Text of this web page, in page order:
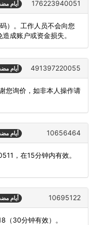
304 أيام 176223940051
）。工作人员不会向您
成账户或资金损失。
304 أيام 491397220055
您询价，如非本人操作请
305 أيام 10656464
，在15分钟内有效。
305 أيام 10695122
（30分钟有效）。